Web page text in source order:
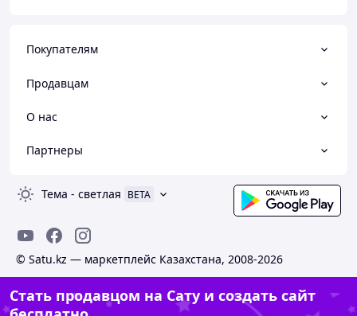
Покупателям
Продавцам
О нас
Партнеры
Тема - светлая BETA
© Satu.kz — маркетплейс Казахстана, 2008-2026
Стать продавцом на Сату и создать сайт